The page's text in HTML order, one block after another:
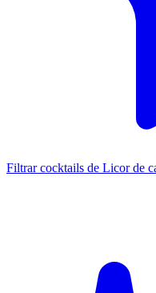
Filtrar cocktails de Licor de